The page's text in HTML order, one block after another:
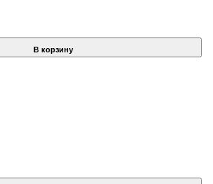
В корзину